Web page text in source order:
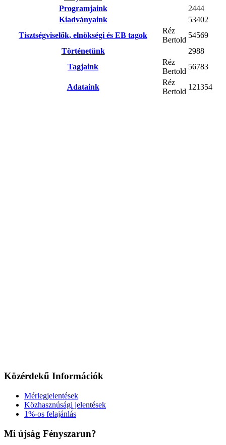
Programjaink
2444
Kiadványaink
53402
Tisztségviselők, elnökségi és EB tagok
Réz
Bertold
54569
Történetünk
2988
Tagjaink
Réz
Bertold
56783
Adataink
Réz
Bertold
121354
Közérdekű Információk
Mérlegjelentések
Közhasznúsági jelentések
1%-os felajánlás
Mi újság Fényszarun?